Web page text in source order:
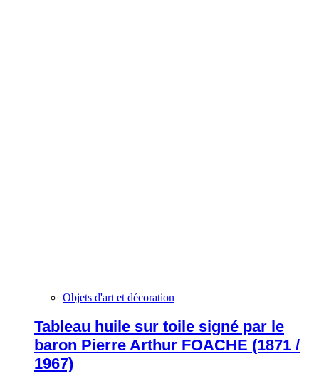
Objets d'art et décoration
Tableau huile sur toile signé par le
baron Pierre Arthur FOACHE (1871 /
1967)